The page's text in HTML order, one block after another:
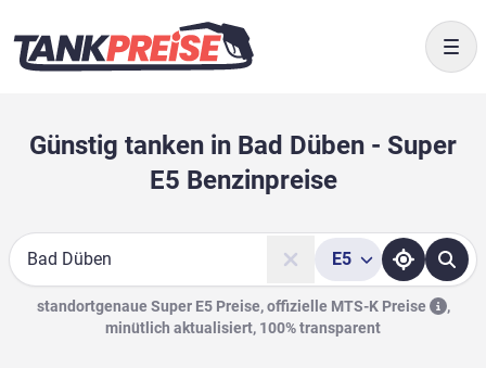
Günstig tanken in Bad Düben - Super
E5 Benzinpreise
Suche
E5
standortgenaue Super E5 Preise, offizielle MTS-K Preise
,
minütlich aktualisiert, 100% transparent